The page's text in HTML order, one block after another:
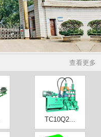
查看更多
TC10Q2...